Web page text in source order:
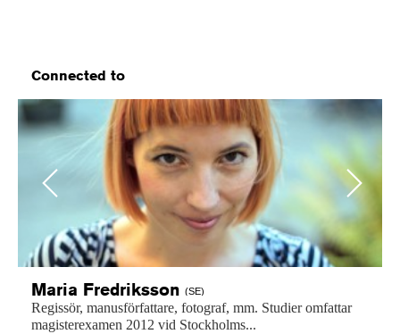
Connected to
Previous
Maria Fredriksson (SE)
Regissör, manusförfattare, fotograf, mm. Studier omfattar
magisterexamen 2012 vid Stockholms...
Next